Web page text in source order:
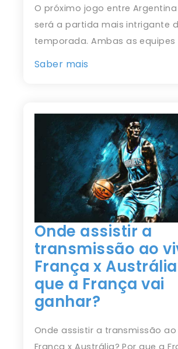
O próximo jogo entre
será a partida mais intrigante
temporada. Ambas as
Saber mais
Onde assistir a
transmissão ao
França x
que a França vai
ganhar?
Onde assistir a transmissão ao